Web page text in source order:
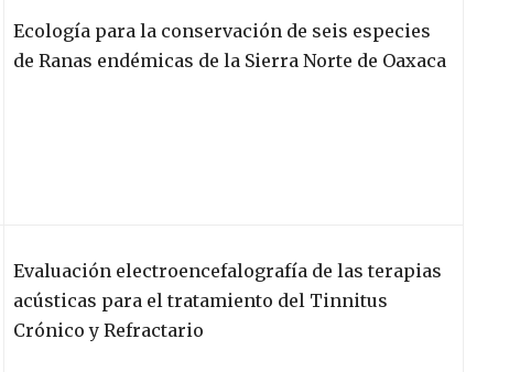
Ecología para la conservación de seis especies
de Ranas endémicas de la Sierra Norte de Oaxaca
Evaluación electroencefalografía de las terapias
acústicas para el tratamiento del Tinnitus
Crónico y Refractario